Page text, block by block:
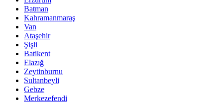
Batman
Kahramanmaraş
Van
Ataşehir
Şişli
Batikent
Elazığ
Zeytinburnu
Sultanbeyli
Gebze
Merkezefendi